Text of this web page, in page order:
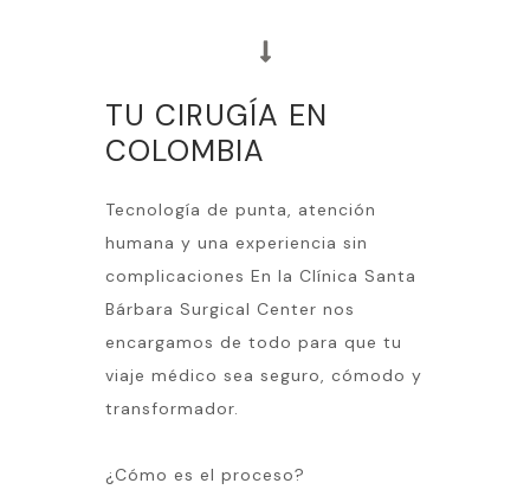
TU CIRUGÍA EN
COLOMBIA
Tecnología de punta, atención
humana y una experiencia sin
complicaciones En la Clínica Santa
Bárbara Surgical Center nos
encargamos de todo para que tu
viaje médico sea seguro, cómodo y
transformador.
¿Cómo es el proceso?